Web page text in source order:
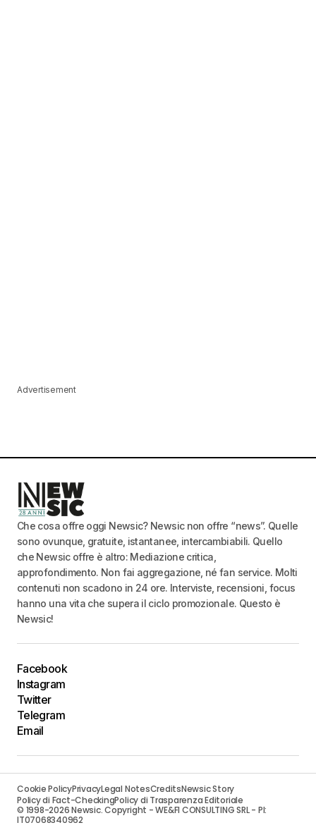
Advertisement
Che cosa offre oggi Newsic? Newsic non offre “news”. Quelle
sono ovunque, gratuite, istantanee, intercambiabili. Quello
che Newsic offre è altro: Mediazione critica,
approfondimento. Non fai aggregazione, né fan service. Molti
contenuti non scadono in 24 ore. Interviste, recensioni, focus
hanno una vita che supera il ciclo promozionale. Questo è
Newsic!
Facebook
Instagram
Twitter
Telegram
Email
Cookie PolicyPrivacyLegal NotesCreditsNewsic Story
Policy di Fact-CheckingPolicy di Trasparenza Editoriale
© 1998-2026 Newsic. Copyright - WE&FI CONSULTING SRL - PI:
IT07068340962